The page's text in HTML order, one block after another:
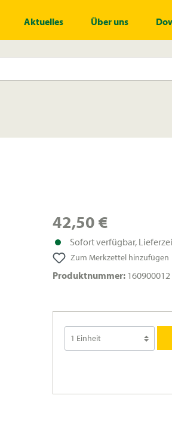
Aktuelles Über uns
42,50 €
Sofort verfügbar,
Zum Merkzettel hinzufügen
Produktnummer: 160900012